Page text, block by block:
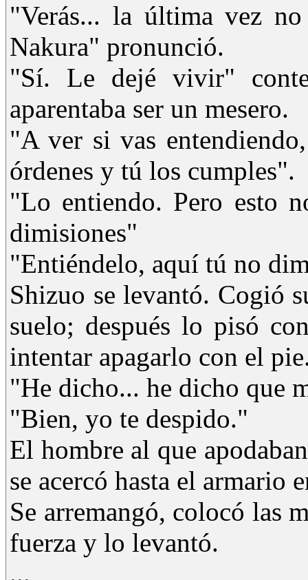
"Verás... la última vez
Nakura" pronunció.
"Sí. Le dejé vivir"
aparentaba ser un mesero.
"A ver si vas
órdenes y tú los cumples".
"Lo entiendo. Pero esto
dimisiones"
"Entiéndelo, aquí tú no
Shizuo se levantó. Cogió
suelo; después lo pisó
intentar apagarlo con el
"He dicho... he dicho que
"Bien, yo te despido."
El hombre al que
se acercó hasta el armario
Se arremangó, colocó las
fuerza y lo levantó.
...